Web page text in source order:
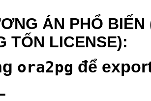
ÁN PHỔ
TỐN LICENSE):
ora2pg để